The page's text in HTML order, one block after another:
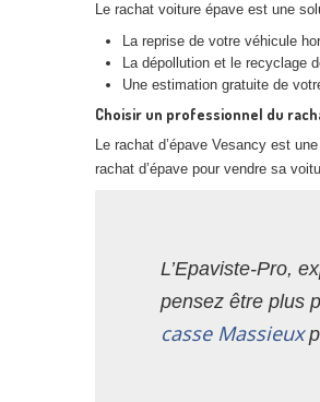
Le rachat voiture épave est une
La reprise de votre véhicule
La dépollution et le recyclage
Une estimation gratuite de
Choisir un professionnel du
Le rachat d’épave Vesancy est
rachat d’épave pour vendre sa
L’Epaviste-Pro,
pensez être plus
casse Massieux